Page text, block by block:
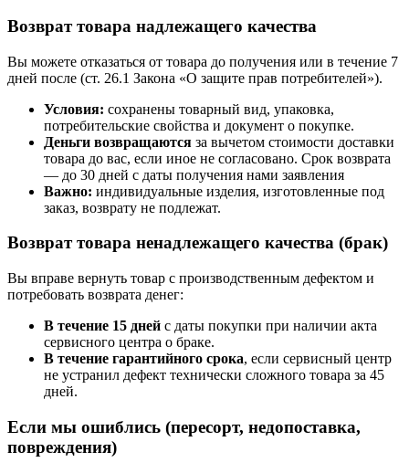
Возврат товара надлежащего качества
Вы можете отказаться от товара до получения или в течение 7
дней после (ст. 26.1 Закона «О защите прав потребителей»).
Условия: сохранены товарный вид, упаковка,
потребительские свойства и документ о покупке.
Деньги возвращаются за вычетом стоимости доставки
товара до вас, если иное не согласовано. Срок возврата
— до 30 дней с даты получения нами заявления
Важно: индивидуальные изделия, изготовленные под
заказ, возврату не подлежат.
Возврат товара ненадлежащего качества (брак)
Вы вправе вернуть товар с производственным дефектом и
потребовать возврата денег:
В течение 15 дней с даты покупки при наличии акта
сервисного центра о браке.
В течение гарантийного срока, если сервисный центр
не устранил дефект технически сложного товара за 45
дней.
Если мы ошиблись (пересорт, недопоставка,
повреждения)